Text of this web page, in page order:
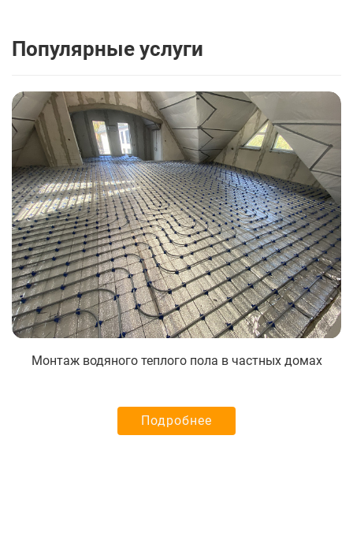
Популярные услуги
Монтаж водяного теплого пола в частных домах
Подробнее